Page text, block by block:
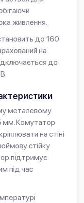
живлення.
до 160
на
до
металевому
мм. Комутатор
на стіні
стійку
підтримує
під час